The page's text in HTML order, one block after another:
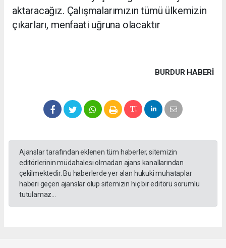
aktaracağız. Çalışmalarımızın tümü ülkemizin
çıkarları, menfaati uğruna olacaktır
BURDUR HABERİ
Ajanslar tarafından eklenen tüm haberler, sitemizin
editörlerinin müdahalesi olmadan ajans kanallarından
çekilmektedir. Bu haberlerde yer alan hukuki muhataplar
haberi geçen ajanslar olup sitemizin hiç bir editörü sorumlu
tutulamaz...